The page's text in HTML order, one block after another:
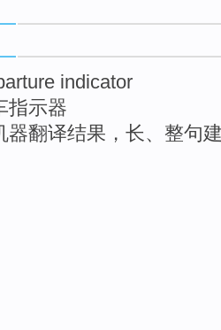
indicator
指示器
器翻译结果，长、整句